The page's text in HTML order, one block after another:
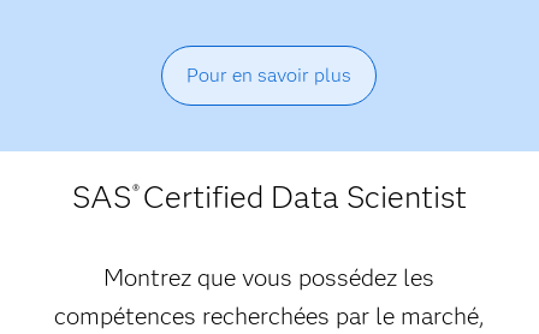
Pour en savoir plus
SAS® Certified Data Scientist
Montrez que vous possédez les
compétences recherchées par le marché,